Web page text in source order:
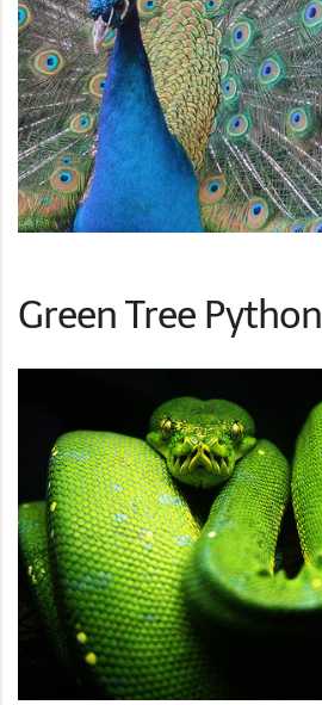
Green Tree Python